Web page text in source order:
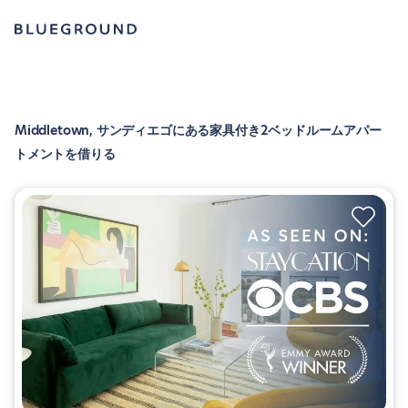
Middletown, サンディエゴにある家具付き2ベッドルームアパー
トメントを借りる